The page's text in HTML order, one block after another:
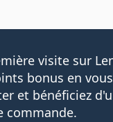
visite sur
bonus en
et bénéficiez
commande.